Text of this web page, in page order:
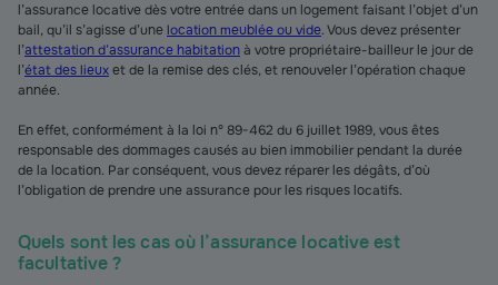
l’assurance locative dès votre entrée dans un logement faisant l’objet d’un
bail, qu’il s’agisse d’une location meublée ou vide. Vous devez présenter
l’attestation d’assurance habitationà votre propriétaire-bailleur le jour de
l’état des lieuxet de la remise des clés, et renouveler l’opération chaque
année.
En effet, conformément à la loi n° 89-462 du 6 juillet 1989, vous êtes
responsable des dommages causés au bien immobilier pendant la durée
de la location. Par conséquent, vous devez réparer les dégâts, d’où
l’obligation de prendre une assurance pour les risques locatifs.
Quels sont les cas où l’assurance locative est
facultative ?